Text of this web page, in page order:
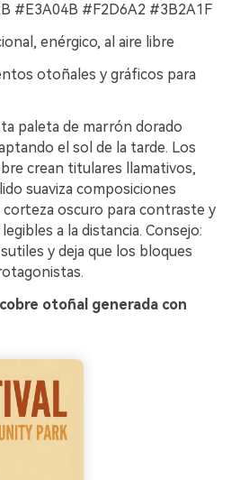
#E3A04B #F2D6A2 #3B2A1F
enérgico, al aire libre
otoñales y gráficos para
paleta de marrón dorado
el sol de la tarde. Los
crean titulares llamativos,
suaviza composiciones
corteza oscuro para contraste y
a la distancia. Consejo:
y deja que los bloques
otoñal generada con